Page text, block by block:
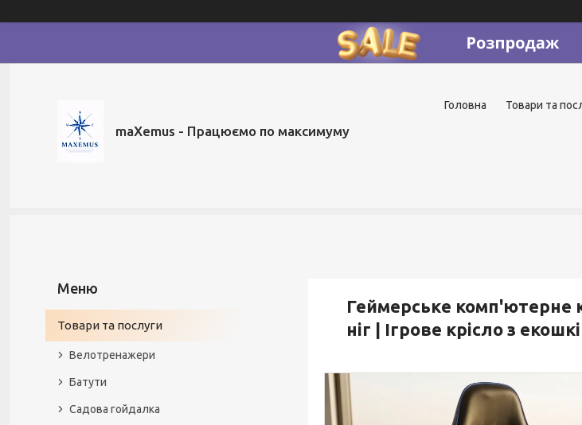
maXemus - Працюємо по максимуму
Головна Товари та
Геймерське комп'ютерне
ніг | Ігрове крісло з
Товари та послуги
Велотренажери
Батути
Садова гойдалка